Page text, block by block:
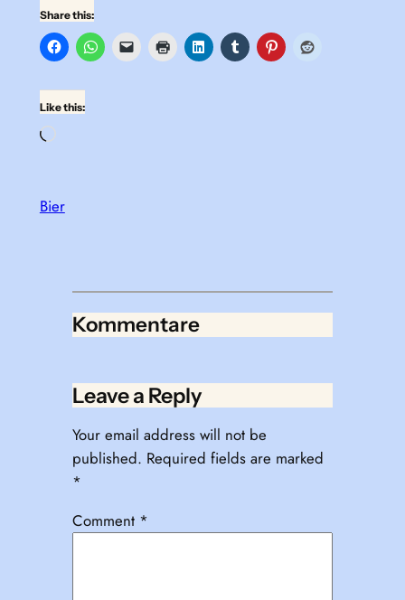
Share this:
Like this:
Loading…
Bier
Kommentare
Leave a Reply
Your email address will not be
published. Required fields are marked
*
Comment *